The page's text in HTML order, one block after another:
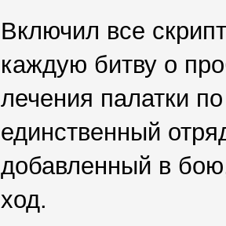
Включил все
каждую битву о
лечения палатки
единственный
добавленный в
ход.